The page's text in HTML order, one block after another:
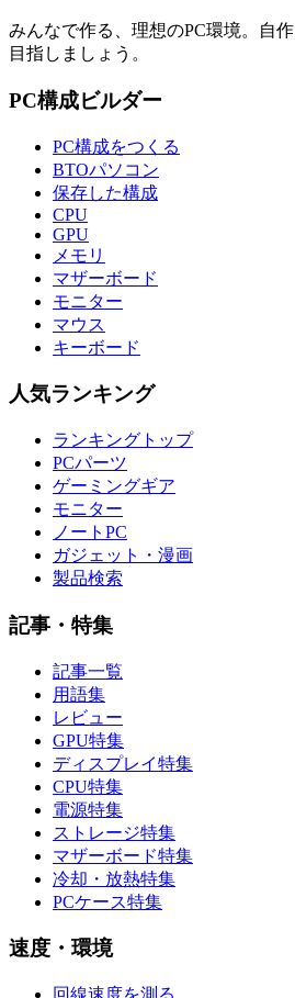
みんなで作る、理想のPC環境。 自
目指しましょう。
PC構成ビルダー
PC構成をつくる
BTOパソコン
保存した構成
CPU
GPU
メモリ
マザーボード
モニター
マウス
キーボード
人気ランキング
ランキングトップ
PCパーツ
ゲーミングギア
モニター
ノートPC
ガジェット・漫画
製品検索
記事・特集
記事一覧
用語集
レビュー
GPU特集
ディスプレイ特集
CPU特集
電源特集
ストレージ特集
マザーボード特集
冷却・放熱特集
PCケース特集
速度・環境
回線速度を測る